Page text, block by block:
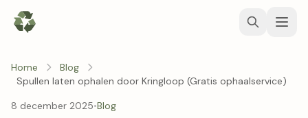
Home
Blog
Spullen laten ophalen door Kringloop (Gratis ophaalservice)
8 december 2025•Blog